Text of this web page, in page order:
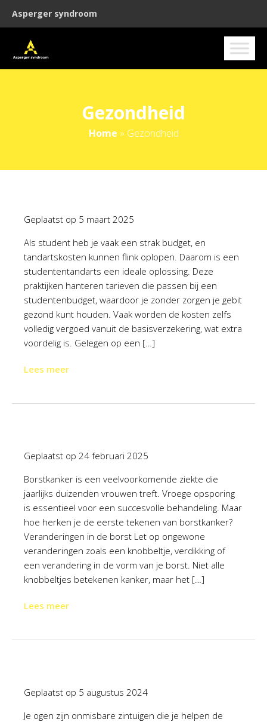
Asperger syndroom
Gezondheid
Home » Gezondheid
Geplaatst op 5 maart 2025
Als student heb je vaak een strak budget, en
tandartskosten kunnen flink oplopen. Daarom is een
studententandarts een ideale oplossing. Deze
praktijken hanteren tarieven die passen bij een
studentenbudget, waardoor je zonder zorgen je gebit
gezond kunt houden. Vaak worden de kosten zelfs
volledig vergoed vanuit de basisverzekering, wat extra
voordelig is. Gelegen op een […]
Lees meer
Geplaatst op 24 februari 2025
Borstkanker is een veelvoorkomende ziekte die
jaarlijks duizenden vrouwen treft. Vroege opsporing
is essentieel voor een succesvolle behandeling. Maar
hoe herken je de eerste tekenen van borstkanker?
Veranderingen in de borst Let op ongewone
veranderingen zoals een knobbeltje, verdikking of
een verandering in de vorm van je borst. Niet alle
knobbeltjes betekenen kanker, maar het […]
Lees meer
Geplaatst op 5 augustus 2024
Je ogen zijn onmisbare zintuigen die je helpen de